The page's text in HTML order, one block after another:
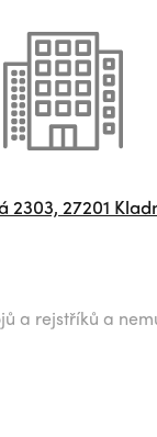
2303, 27201
a rejstříků a